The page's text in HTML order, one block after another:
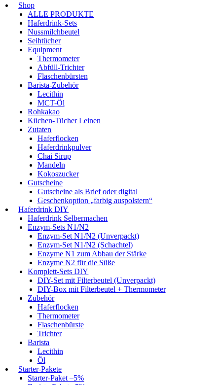
Shop
ALLE PRODUKTE
Haferdrink-Sets
Nussmilchbeutel
Seihtücher
Equipment
Thermometer
Abfüll-Trichter
Flaschenbürsten
Barista-Zubehör
Lecithin
MCT-Öl
Rohkakao
Küchen-Tücher Leinen
Zutaten
Haferflocken
Haferdrinkpulver
Chai Sirup
Mandeln
Kokoszucker
Gutscheine
Gutscheine als Brief oder digital
Geschenkoption „farbig auspolstern“
Haferdrink DIY
Haferdrink Selbermachen
Enzym-Sets N1/N2
Enzym-Set N1/N2 (Unverpackt)
Enzym-Set N1/N2 (Schachtel)
Enzyme N1 zum Abbau der Stärke
Enzyme N2 für die Süße
Komplett-Sets DIY
DIY-Set mit Filterbeutel (Unverpackt)
DIY-Box mit Filterbeutel + Thermometer
Zubehör
Haferflocken
Thermometer
Flaschenbürste
Trichter
Barista
Lecithin
Öl
Starter-Pakete
Starter-Paket –5%